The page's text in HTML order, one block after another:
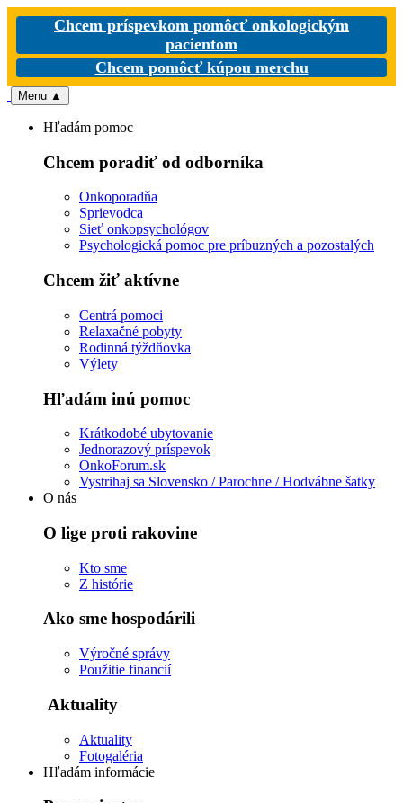
Chcem príspevkom pomôcť onkologickým
pacientom
Chcem pomôcť kúpou merchu
Menu ▲
Hľadám pomoc
Chcem poradiť od odborníka
Onkoporadňa
Sprievodca
Sieť onkopsychológov
Psychologická pomoc pre príbuzných a pozostalých
Chcem žiť aktívne
Centrá pomoci
Relaxačné pobyty
Rodinná týždňovka
Výlety
Hľadám inú pomoc
Krátkodobé ubytovanie
Jednorazový príspevok
OnkoForum.sk
Vystrihaj sa Slovensko / Parochne / Hodvábne šatky
O nás
O lige proti rakovine
Kto sme
Z histórie
Ako sme hospodárili
Výročné správy
Použitie financií
Aktuality
Aktuality
Fotogaléria
Hľadám informácie